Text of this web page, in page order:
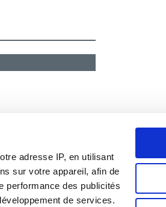
adresse IP, en utilisant
sur votre appareil, afin de
performance des publicités
de services.